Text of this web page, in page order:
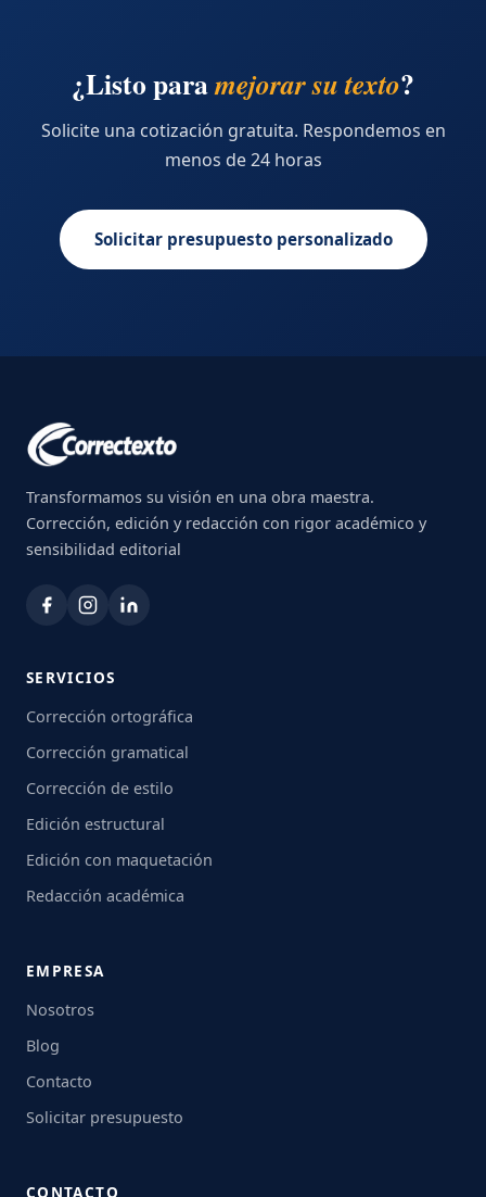
¿Listo paramejorar su texto?
Solicite una cotización gratuita. Respondemos en
menos de 24 horas
Solicitar presupuesto personalizado
Transformamos su visión en una obra maestra.
Corrección, edición y redacción con rigor académico y
sensibilidad editorial
SERVICIOS
Corrección ortográfica
Corrección gramatical
Corrección de estilo
Edición estructural
Edición con maquetación
Redacción académica
EMPRESA
Nosotros
Blog
Contacto
Solicitar presupuesto
CONTACTO